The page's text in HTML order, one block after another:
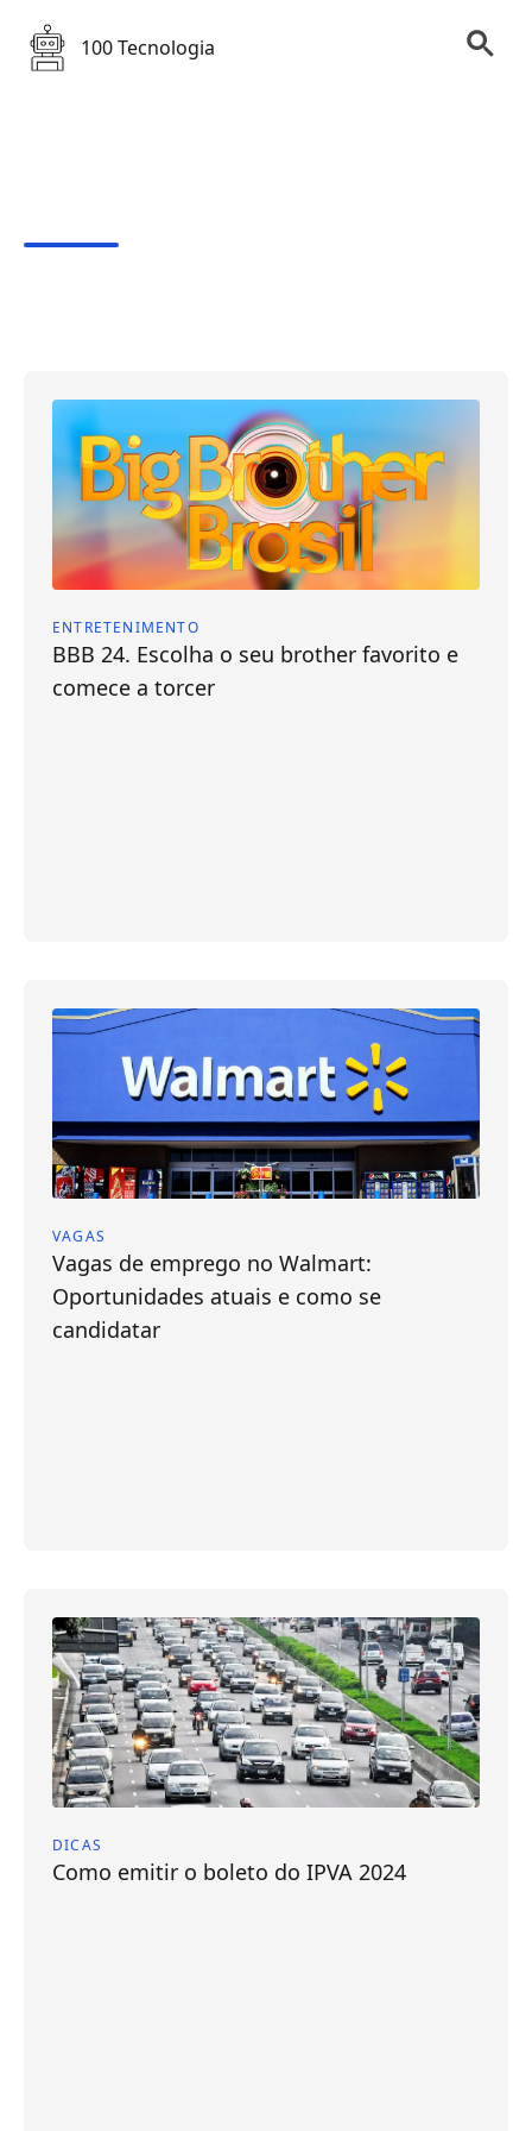
100 Tecnologia
ENTRETENIMENTO
BBB 24. Escolha o seu brother favorito e
comece a torcer
VAGAS
Vagas de emprego no Walmart:
Oportunidades atuais e como se
candidatar
DICAS
Como emitir o boleto do IPVA 2024